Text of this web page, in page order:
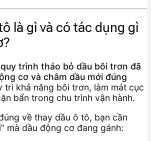
là gì và có tác dụng gì
quy trình tháo bỏ dầu bôi trơn đã
cơ và châm dầu mới đúng
trì khả năng bôi trơn, làm mát cục
bẩn trong chu trình vận hành.
về thay dầu ô tô, bạn cần
mà dầu động cơ đang gánh: